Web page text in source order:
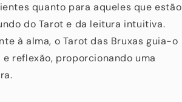
quanto para aqueles que estão
do Tarot e da leitura intuitiva.
à alma, o Tarot das Bruxas guia-o
reflexão, proporcionando uma